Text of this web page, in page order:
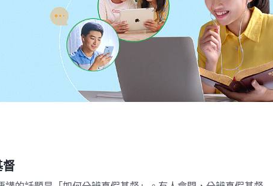
鬼之人都被滅没；凡敬拜撒但之人都在我的焚燒之中倒
在我刑罰列民之時而不同程度地回歸我國，因着我的作
到；所有的人都各從其類，因着所作所為的區别而受各
我的，因着其表現而存在地上，受衆子、子民的管轄；
大功告成，讓所有的人都親眼目睹。
」《話・卷一 神
督